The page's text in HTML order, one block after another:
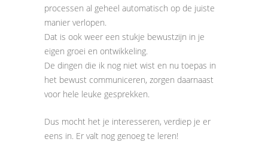
processen al geheel automatisch op de juiste
manier verlopen.
Dat is ook weer een stukje bewustzijn in je
eigen groei en ontwikkeling.
De dingen die ik nog niet wist en nu toepas in
het bewust communiceren, zorgen daarnaast
voor hele leuke gesprekken.
Dus mocht het je interesseren, verdiep je er
eens in. Er valt nog genoeg te leren!